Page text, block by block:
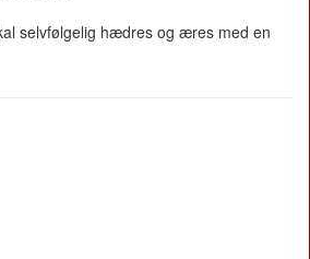
selvfølgelig hædres og æres med en